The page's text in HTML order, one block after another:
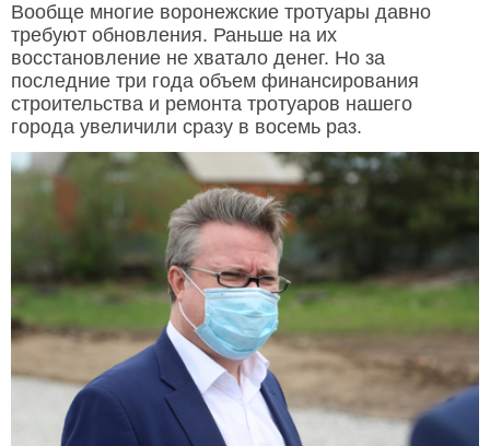
Вообще многие воронежские тротуары давно
требуют обновления. Раньше на их
восстановление не хватало денег. Но за
последние три года объем финансирования
строительства и ремонта тротуаров нашего
города увеличили сразу в восемь раз.